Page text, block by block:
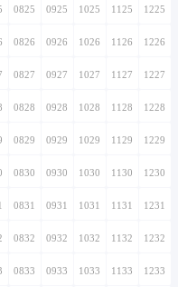
0825 0925 1025 1125 1225
0826 0926 1026 1126 1226
0827 0927 1027 1127 1227
0828 0928 1028 1128 1228
0829 0929 1029 1129 1229
0830 0930 1030 1130 1230
0831 0931 1031 1131 1231
0832 0932 1032 1132 1232
0833 0933 1033 1133 1233